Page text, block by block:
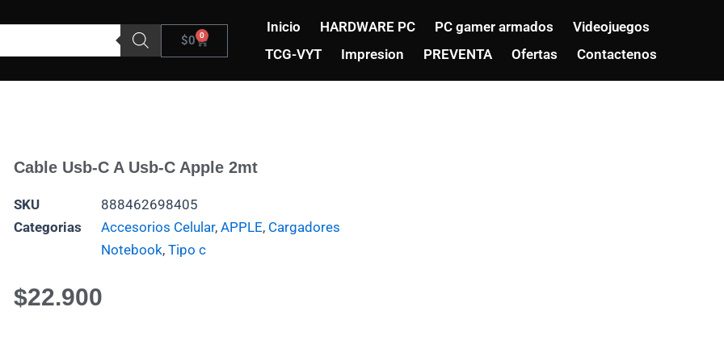
$0 0
Carrito
Inicio HARDWARE PC PC gamer armados
Videojuegos
TCG-VYT
Impresion PREVENTA Ofertas Contactenos
Cable Usb-C A Usb-C Apple 2mt
SKU
888462698405
Categorias
Accesorios Celular, APPLE, Cargadores
Notebook, Tipo c
$22.900